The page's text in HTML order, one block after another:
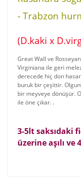
- Trabzon
(D.kaki x
Great Wall ve
Virginiana ile geri
derecede hiç don
buruk bir çeşittir.
bir meyveye dönüşür.
ile öne çıkar. .
3-5lt saksıdaki
üzerine aşılı ve